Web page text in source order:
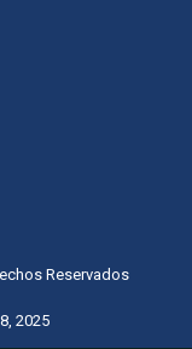
Reservados
2025